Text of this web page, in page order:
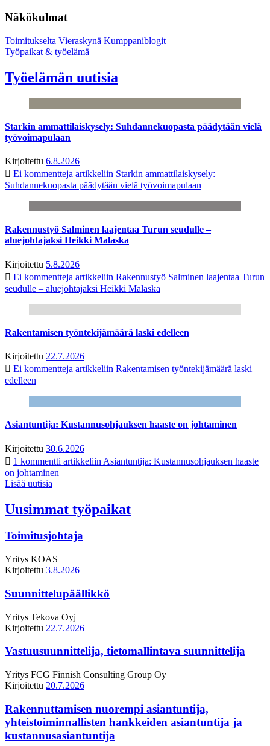
Näkökulmat
Toimitukselta Vieraskynä Kumppaniblogit
Työpaikat & työelämä
Työelämän uutisia
Starkin ammattilaiskysely: Suhdannekuopasta päädytään vielä
työvoimapulaan
Kirjoitettu 6.8.2026
Ei kommentteja artikkeliin Starkin ammattilaiskysely:
Suhdannekuopasta päädytään vielä työvoimapulaan
Rakennustyö Salminen laajentaa Turun seudulle –
aluejohtajaksi Heikki Malaska
Kirjoitettu 5.8.2026
Ei kommentteja artikkeliin Rakennustyö Salminen laajentaa Turun
seudulle – aluejohtajaksi Heikki Malaska
Rakentamisen työntekijämäärä laski edelleen
Kirjoitettu 22.7.2026
Ei kommentteja artikkeliin Rakentamisen työntekijämäärä laski
edelleen
Asiantuntija: Kustannusohjauksen haaste on johtaminen
Kirjoitettu 30.6.2026
1 kommentti artikkeliin Asiantuntija: Kustannusohjauksen haaste
on johtaminen
Lisää uutisia
Uusimmat työpaikat
Toimitusjohtaja
Yritys KOAS
Kirjoitettu 3.8.2026
Suunnittelupäällikkö
Yritys Tekova Oyj
Kirjoitettu 22.7.2026
Vastuusuunnittelija, tietomallintava suunnittelija
Yritys FCG Finnish Consulting Group Oy
Kirjoitettu 20.7.2026
Rakennuttamisen nuorempi asiantuntija,
yhteistoiminnallisten hankkeiden asiantuntija ja
kustannusasiantuntija